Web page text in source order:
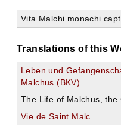
Vita Malchi monachi
Translations of this
Leben und
Malchus (BKV)
The Life of Malchus, the
Vie de Saint Malc